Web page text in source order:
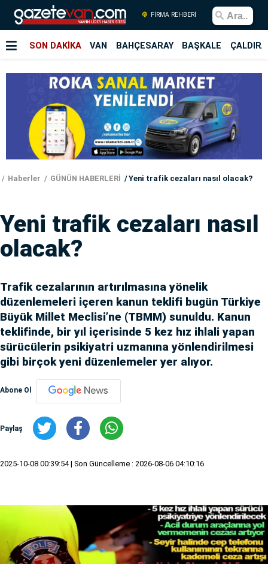
FİRMA REHBERİ
SON DAKİKA VAN BAHÇESARAY BAŞKALE
Haberler GÜNÜN HABERLERİ Yeni trafik cezaları nasıl olacak?
Yeni trafik cezaları nasıl
olacak?
Trafik cezalarının artırılmasına yönelik
düzenlemeleri içeren kanun teklifi bugün Türkiye
Büyük Millet Meclisi’ne (TBMM) sunuldu. Kanun
teklifinde, bir yıl içerisinde 5 kez hız ihlali yapan
sürücülerin psikiyatri uzmanına yönlendirilmesi
gibi birçok yeni düzenlemeler yer alıyor.
Abone Ol
Paylaş
2025-10-08 00:39:54 | Son Güncelleme : 2026-08-06 04:10:16